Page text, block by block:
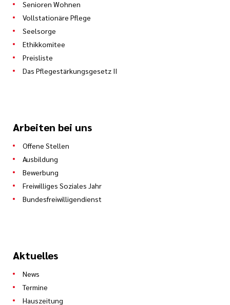
Senioren Wohnen
Vollstationäre Pflege
Seelsorge
Ethikkomitee
Preisliste
Das Pflegestärkungsgesetz II
Arbeiten bei uns
Offene Stellen
Ausbildung
Bewerbung
Freiwilliges Soziales Jahr
Bundesfreiwilligendienst
Aktuelles
News
Termine
Hauszeitung